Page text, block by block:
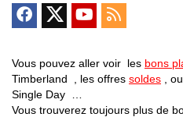
Vous pouvez aller voir les bons
Timberland , les offres soldes ,
Single Day …
Vous trouverez toujours plus de